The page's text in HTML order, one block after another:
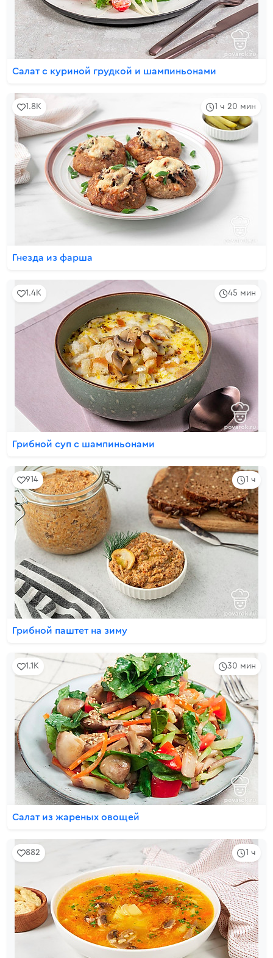
Салат с куриной грудкой и шампиньонами
1 ч 20 мин
1.8K
Гнезда из фарша
45 мин
1.4K
Грибной суп с шампиньонами
1 ч
914
Грибной паштет на зиму
30 мин
1.1K
Салат из жареных овощей
1 ч
882